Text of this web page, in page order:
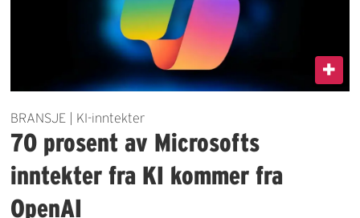
BRANSJE | KI-inntekter
70 prosent av Microsofts
inntekter fra KI kommer fra
OpenAI